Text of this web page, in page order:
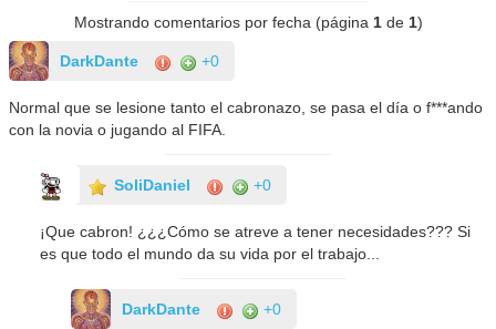
Mostrando comentarios por fecha (página 1de 1)
DarkDante +0
Normal que se lesione tanto el cabronazo, se pasa el día o f***ando
con la novia o jugando al FIFA.
SoliDaniel +0
¡Que cabron! ¿¿¿Cómo se atreve a tener necesidades??? Si
es que todo el mundo da su vida por el trabajo...
DarkDante +0